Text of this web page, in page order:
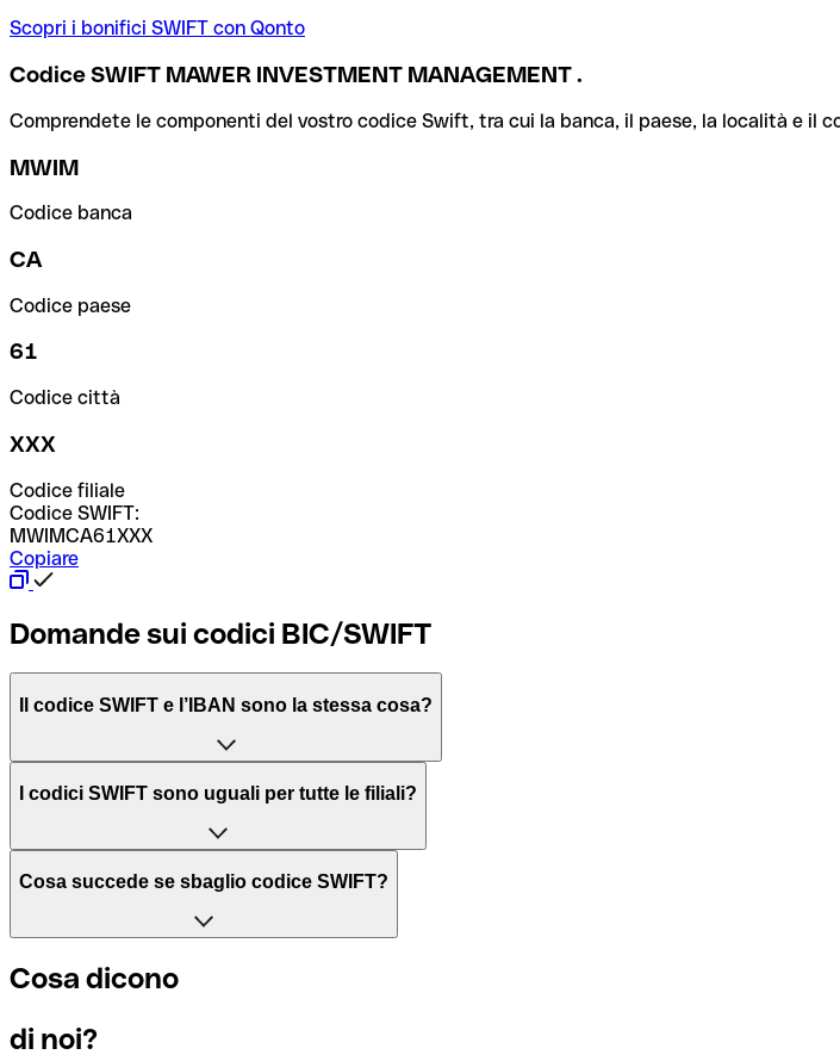
Scopri i bonifici SWIFT con Qonto
Codice SWIFT MAWER INVESTMENT MANAGEMENT .
Comprendete le componenti del vostro codice Swift, tra cui la banca, il paese, la località e il
MWIM
Codice banca
CA
Codice paese
61
Codice città
XXX
Codice filiale
Codice SWIFT:
MWIMCA61XXX
Copiare
Domande sui codici BIC/SWIFT
Il codice SWIFT e l’IBAN sono la stessa cosa?
L'acronimo SWIFT sta per “Society for Worldwide Interbank Financial Telecommunication”,
Il BIC, invece, sta per “Bank Identifier Code” ed è una sequenza di caratteri necessaria per
I codici SWIFT sono uguali per tutte le filiali?
Dipende dalle banche. In alcuni casi le banche utilizzano lo stesso codice SWIFT per filiali
Per sapere a quale filiale fa riferimento un codice SWIFT, è necessario controllare le ultime
Cosa succede se sbaglio codice SWIFT?
Se per caso invii un pagamento a un codice SWIFT esistente ma sbagliato, la banca
Se ti accorgi di aver usato un codice SWIFT sbagliato, contatta immediatamente la tua banca
Cosa dicono
di noi?